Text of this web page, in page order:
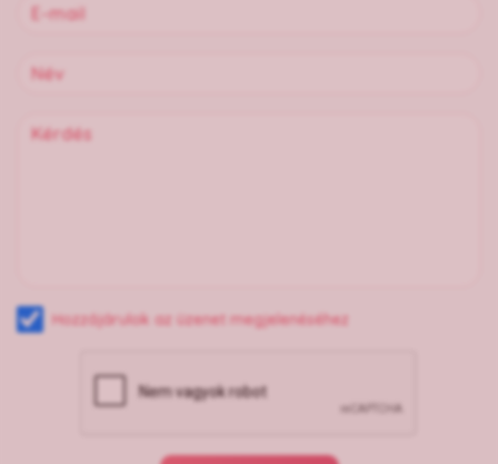
Hozzájárulok az üzenet megjelenéséhez